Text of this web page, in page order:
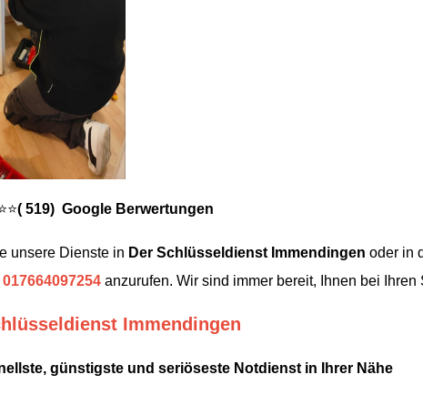
( 519) Google Berwertungen
unsere Dienste in Der Schlüsseldienst Immendingen oder in
017664097254 anzurufen. Wir sind immer bereit, Ihnen bei
Immendingen
günstigste und seriöseste Notdienst in Ihrer Nähe